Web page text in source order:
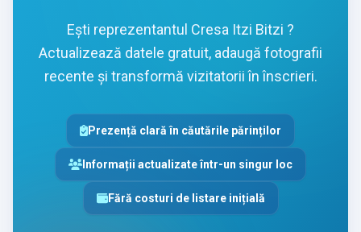
Ești reprezentantul Cresa Itzi Bitzi ?
Actualizează datele gratuit, adaugă fotografii
recente și transformă vizitatorii în înscrieri.
Prezență clară în căutările părinților
Informații actualizate într-un singur loc
Fără costuri de listare inițială